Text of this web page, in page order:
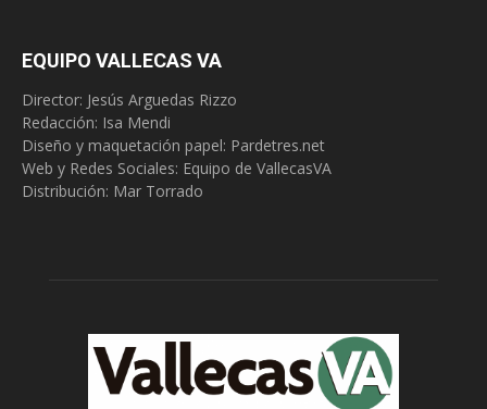
EQUIPO VALLECAS VA
Director: Jesús Arguedas Rizzo
Redacción: Isa Mendi
Diseño y maquetación papel: Pardetres.net
Web y Redes Sociales: Equipo de VallecasVA
Distribución: Mar Torrado